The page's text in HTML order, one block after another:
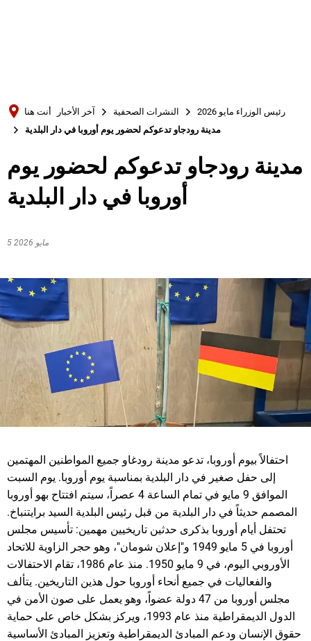
Русский
Deutsch
أنت هنا آخر الأخبار النشرات الصحفية
رئيس الوزراء مايو 2026
مدينة رودجاو تدعوكم لحضور يوم أوروبا في دار البلدية
مدينة رودجاو تدعوكم لحضور يوم
أوروبا في دار البلدية
5 مايو 2026
احتفالاً بيوم أوروبا، تدعو مدينة رودغاو جميع المواطنين المهتمين
إلى حفل صغير في دار البلدية بمناسبة يوم أوروبا. يوم السبت
الموافق 9 مايو في تمام الساعة 4 عصراً، سيتم افتتاح بهو أوروبا
المصمم حديثاً في دار البلدية من قبل رئيس البلدية السيد برايتنباخ.
تحتفل أيام أوروبا بذكرى حدثين تاريخيين مهمين: تأسيس مجلس
أوروبا في 5 مايو 1949 و"إعلان شومان"، وهو حجر الزاوية للاتحاد
الأوروبي اليوم، في 9 مايو 1950. منذ عام 1986، تقام الاحتفالات
والفعاليات في جميع أنحاء أوروبا حول هذين التاريخين. يتألف
مجلس أوروبا من 47 دولة عضواً، وهو يعمل على صون الأمن في
الدول الديمقراطية منذ عام 1993، ويركز بشكل خاص على حماية
حقوق الإنسان ودعم المبادئ الديمقراطية وتعزيز المبادئ الأساسية